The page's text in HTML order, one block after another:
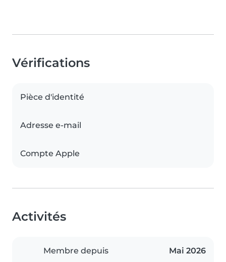
Vérifications
Pièce d'identité
Adresse e-mail
Compte Apple
Activités
Membre depuis Mai 2026